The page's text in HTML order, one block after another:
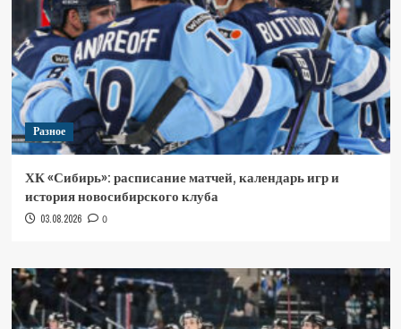
Разное
ХК «Сибирь»: расписание матчей, календарь игр и
история новосибирского клуба
03.08.2026 0